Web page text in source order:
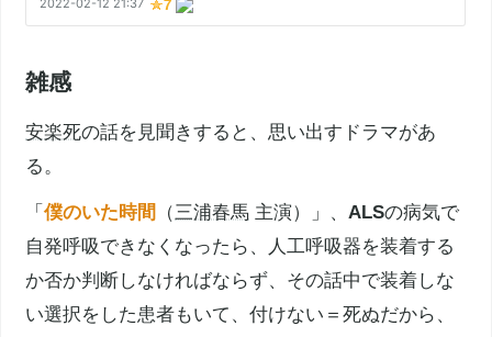
雑感
安楽死の話を見聞きすると、思い出すドラマがあ
る。
「僕のいた時間 （三浦春馬 主演）」、ALSの病気で
自発呼吸できなくなったら、人工呼吸器を装着する
か否か判断しなければならず、その話中で装着しな
い選択をした患者もいて、付けない＝死ぬだから、